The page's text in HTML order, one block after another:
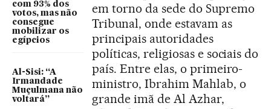
com 93% dos
votos, mas não
consegue
mobilizar os
egípcios
Al-Sisi: “A
Irmandade
Muçulmana não
voltará”
em torno da sede do Supremo
Tribunal, onde estavam as
principais autoridades
políticas, religiosas e sociais do
país. Entre elas, o primeiro-
ministro, Ibrahim Mahlab, o
grande imã de Al Azhar,